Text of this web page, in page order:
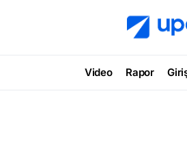
Video Rapor